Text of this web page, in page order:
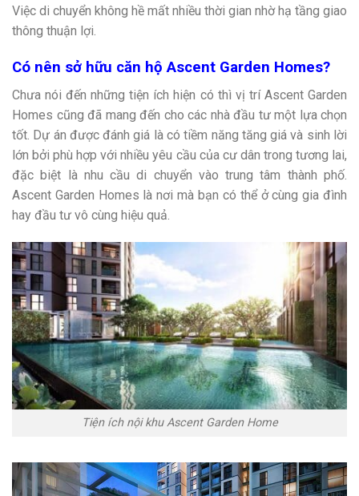
Việc di chuyển không hề mất nhiều thời gian nhờ hạ tầng giao
thông thuận lợi.
Có nên sở hữu căn hộ Ascent Garden Homes?
Chưa nói đến những tiện ích hiện có thì vị trí Ascent Garden
Homes cũng đã mang đến cho các nhà đầu tư một lựa chọn
tốt. Dự án được đánh giá là có tiềm năng tăng giá và sinh lời
lớn bởi phù hợp với nhiều yêu cầu của cư dân trong tương lai,
đặc biệt là nhu cầu di chuyển vào trung tâm thành phố.
Ascent Garden Homes là nơi mà bạn có thể ở cùng gia đình
hay đầu tư vô cùng hiệu quả.
Tiện ích nội khu Ascent Garden Home